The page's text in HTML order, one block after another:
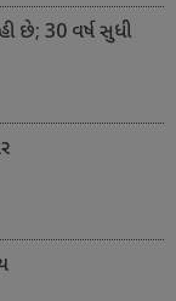
છે; 30 વર્ષ સુધી